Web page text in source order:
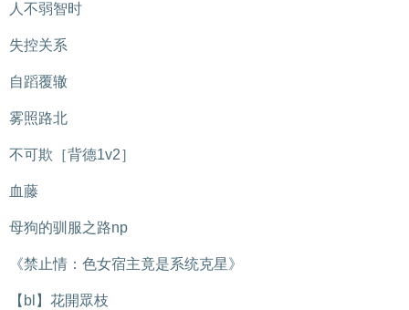
人不弱智时
失控关系
自蹈覆辙
雾照路北
不可欺［背德1v2］
血藤
母狗的驯服之路np
《禁止情：色女宿主竟是系统克星》
【bl】花開眾枝